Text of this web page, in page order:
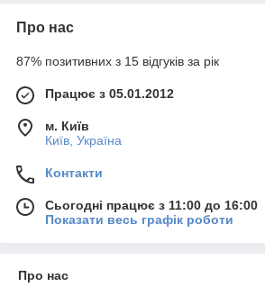
Про нас
87% позитивних з 15 відгуків за рік
Працює з 05.01.2012
м. Київ
Київ, Україна
Контакти
Сьогодні працює з 11:00 до 16:00
Показати весь графік роботи
Про нас